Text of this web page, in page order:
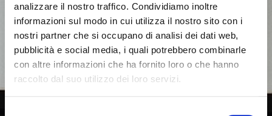
analizzare il nostro traffico. Condividiamo inoltre
informazioni sul modo in cui utilizza il nostro sito con i
nostri partner che si occupano di analisi dei dati web,
pubblicità e social media, i quali potrebbero combinarle
con altre informazioni che ha fornito loro o che hanno
raccolto dal suo utilizzo dei loro servizi.
Seems like you’re browsing from Close